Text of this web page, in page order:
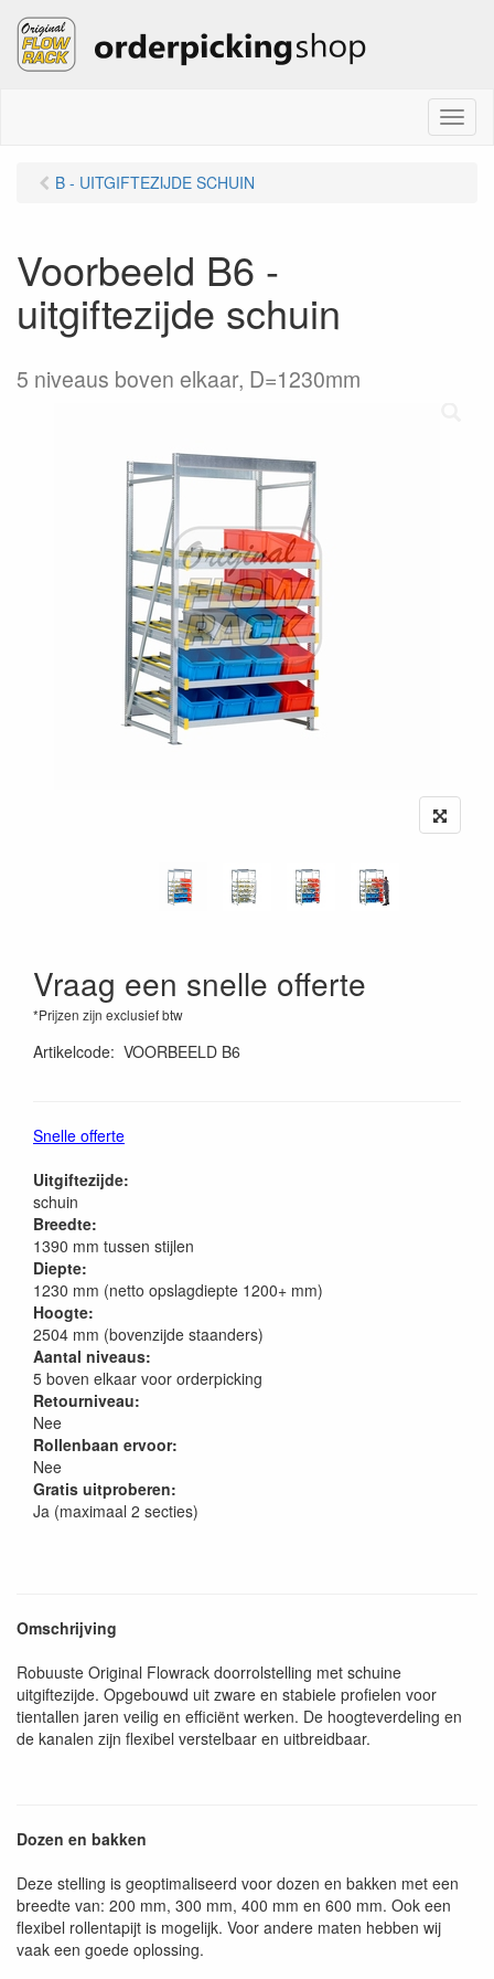
M
e
B - UITGIFTEZIJDE SCHUIN
Voorbeeld B6 -
uitgiftezijde schuin
5 niveaus boven elkaar, D=1230mm
Vraag een snelle offerte
*Prijzen zijn exclusief btw
Artikelcode: VOORBEELD B6
Snelle offerte
Uitgiftezijde:
schuin
Breedte:
1390 mm tussen stijlen
Diepte:
1230 mm (netto opslagdiepte 1200+ mm)
Hoogte:
2504 mm (bovenzijde staanders)
Aantal niveaus:
5 boven elkaar voor orderpicking
Retourniveau:
Nee
Rollenbaan ervoor:
Nee
Gratis uitproberen:
Ja (maximaal 2 secties)
Omschrijving
Robuuste Original Flowrack doorrolstelling met schuine
uitgiftezijde. Opgebouwd uit zware en stabiele profielen voor
tientallen jaren veilig en efficiënt werken. De hoogteverdeling en
de kanalen zijn flexibel verstelbaar en uitbreidbaar.
Dozen en bakken
Deze stelling is geoptimaliseerd voor dozen en bakken met een
breedte van: 200 mm, 300 mm, 400 mm en 600 mm. Ook een
flexibel rollentapijt is mogelijk. Voor andere maten hebben wij
vaak een goede oplossing.